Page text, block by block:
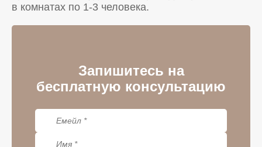
в комнатах по 1-3 человека.
Запишитесь на
бесплатную консультацию